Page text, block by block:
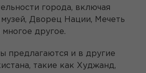
города, включая
Дворец Нации, Мечеть
другое.
предлагаются и в другие
такие как Худжанд,